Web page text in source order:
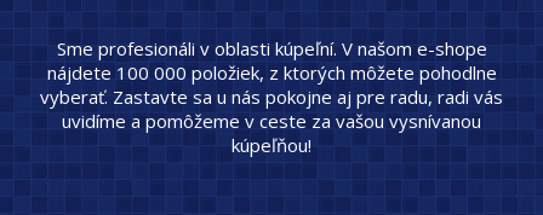
Sme profesionáli v oblasti kúpeľní. V našom e-shope
nájdete 100 000 položiek, z ktorých môžete pohodlne
vyberať. Zastavte sa u nás pokojne aj pre radu, radi vás
uvidíme a pomôžeme v ceste za vašou vysnívanou
kúpeľňou!